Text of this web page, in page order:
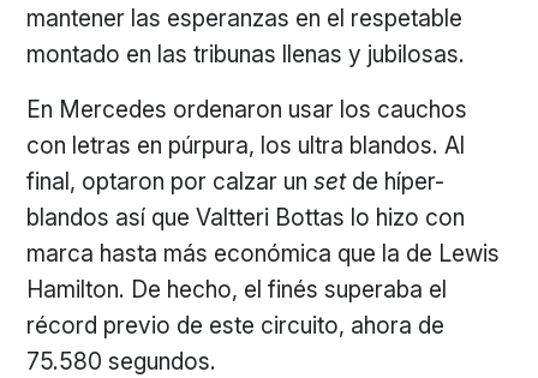
mantener las esperanzas en el respetable
montado en las tribunas llenas y jubilosas.
En Mercedes ordenaron usar los cauchos
con letras en púrpura, los ultra blandos. Al
final, optaron por calzar unset de híper-
blandos así que Valtteri Bottas lo hizo con
marca hasta más económica que la de Lewis
Hamilton. De hecho, el finés superaba el
récord previo de este circuito, ahora de
75.580 segundos.